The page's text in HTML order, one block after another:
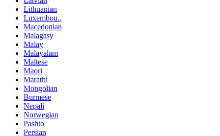
Lithuanian
Luxembou..
Macedonian
Malagasy
Malay
Malayalam
Maltese
Maori
Marathi
Mongolian
Burmese
Nepali
Norwegian
Pashto
Persian